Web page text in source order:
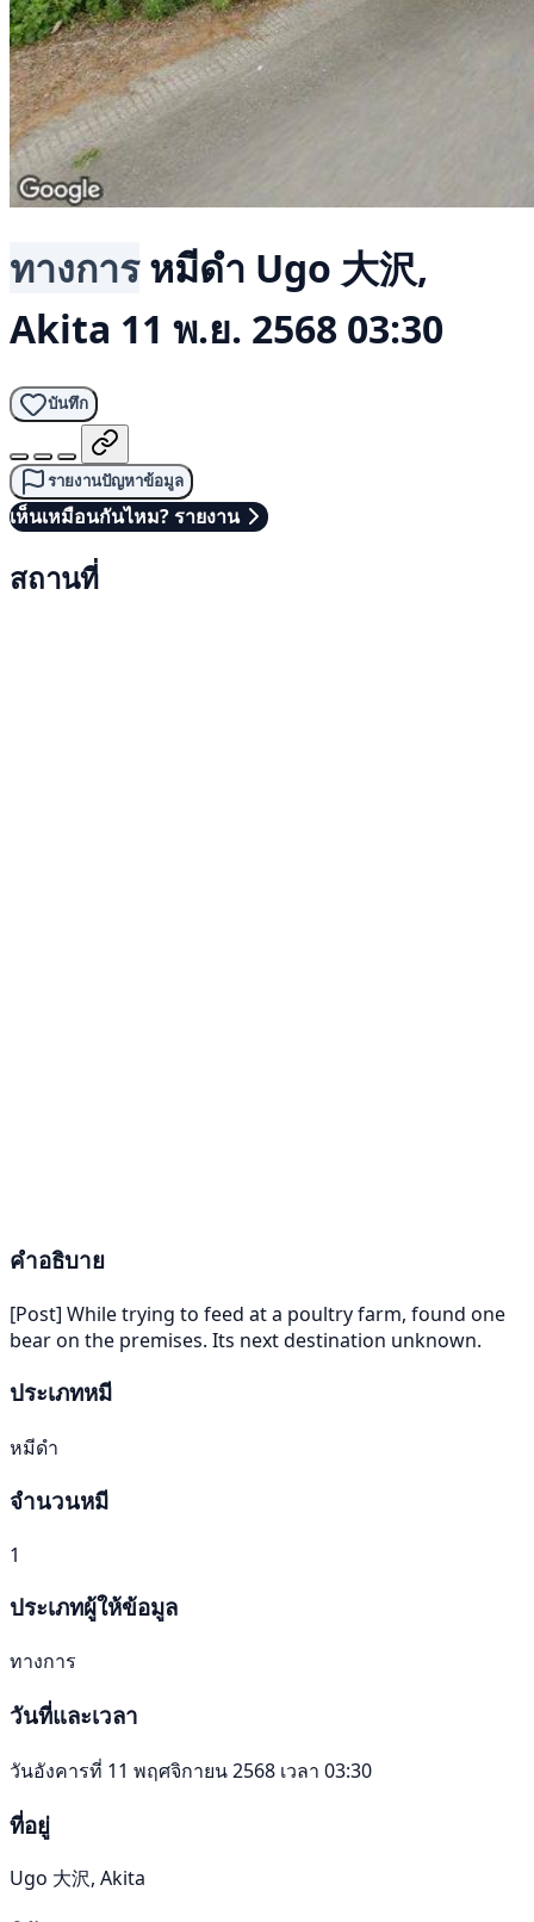
ทางการ หมีดำ Ugo 大沢,
Akita 11 พ.ย. 2568 03:30
บันทึก
รายงานปัญหาข้อมูล
เห็นเหมือนกันไหม? รายงาน
สถานที่
คำอธิบาย
[Post] While trying to feed at a poultry farm, found one
bear on the premises. Its next destination unknown.
ประเภทหมี
หมีดำ
จำนวนหมี
1
ประเภทผู้ให้ข้อมูล
ทางการ
วันที่และเวลา
วันอังคารที่ 11 พฤศจิกายน 2568 เวลา 03:30
ที่อยู่
Ugo 大沢, Akita